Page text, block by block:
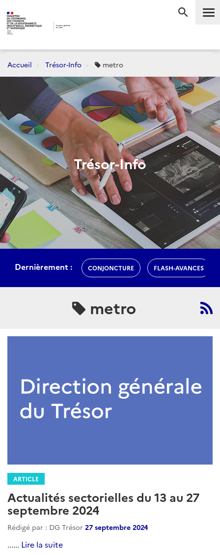
Accueil Trésor-Info metro
Trésor-Info
Dernièrement : CONJONCTURE FLASH-AVANCES
metro
ARTICLE
Actualités sectorielles du 13 au 27
septembre 2024
Rédigé par : DG Trésor 27 septembre 2024
...... Lire la suite